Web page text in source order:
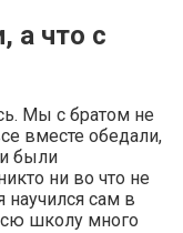
а что с
Мы с братом не
вместе обедали,
были
ни во что не
научился сам в
школу много